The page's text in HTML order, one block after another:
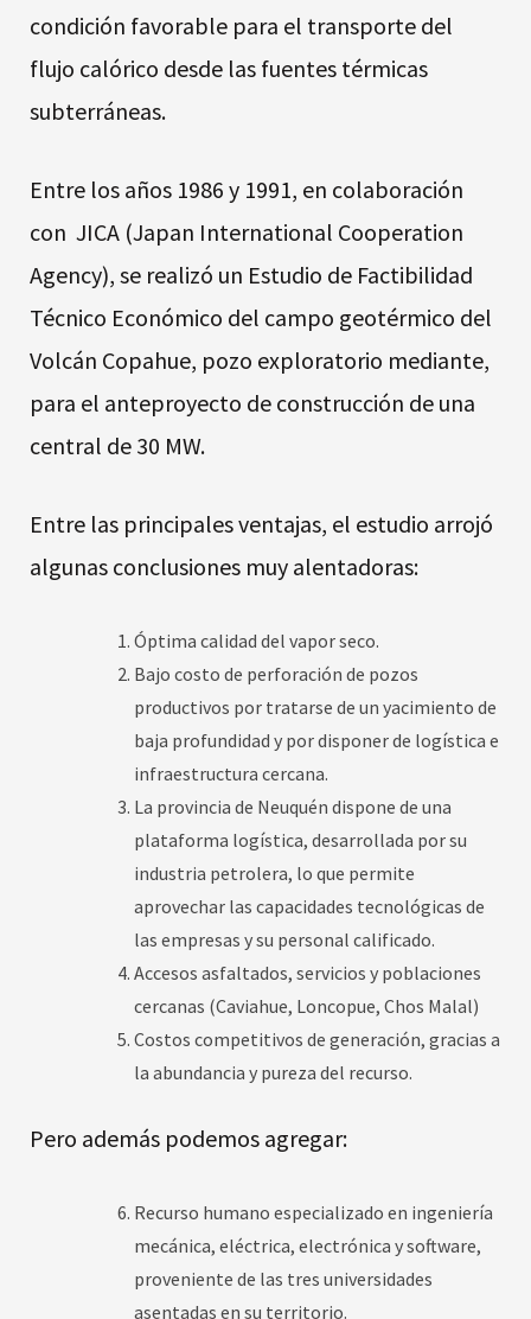
condición favorable para el transporte del
flujo calórico desde las fuentes térmicas
subterráneas.
Entre los años 1986 y 1991, en colaboración
con JICA (Japan International Cooperation
Agency), se realizó un Estudio de Factibilidad
Técnico Económico del campo geotérmico del
Volcán Copahue, pozo exploratorio mediante,
para el anteproyecto de construcción de una
central de 30 MW.
Entre las principales ventajas, el estudio arrojó
algunas conclusiones muy alentadoras:
Óptima calidad del vapor seco.
Bajo costo de perforación de pozos
productivos por tratarse de un yacimiento de
baja profundidad y por disponer de logística e
infraestructura cercana.
La provincia de Neuquén dispone de una
plataforma logística, desarrollada por su
industria petrolera, lo que permite
aprovechar las capacidades tecnológicas de
las empresas y su personal calificado.
Accesos asfaltados, servicios y poblaciones
cercanas (Caviahue, Loncopue, Chos Malal)
Costos competitivos de generación, gracias a
la abundancia y pureza del recurso.
Pero además podemos agregar:
Recurso humano especializado en ingeniería
mecánica, eléctrica, electrónica y software,
proveniente de las tres universidades
asentadas en su territorio.